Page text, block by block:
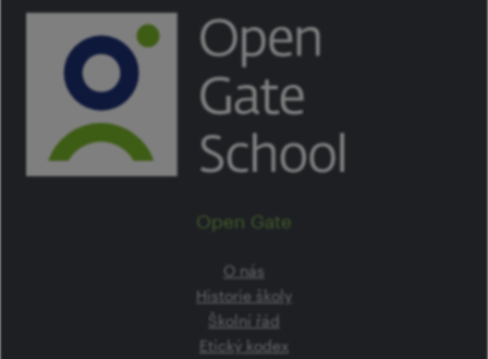
Open Gate
O nás
Historie školy
Školní řád
Etický kodex